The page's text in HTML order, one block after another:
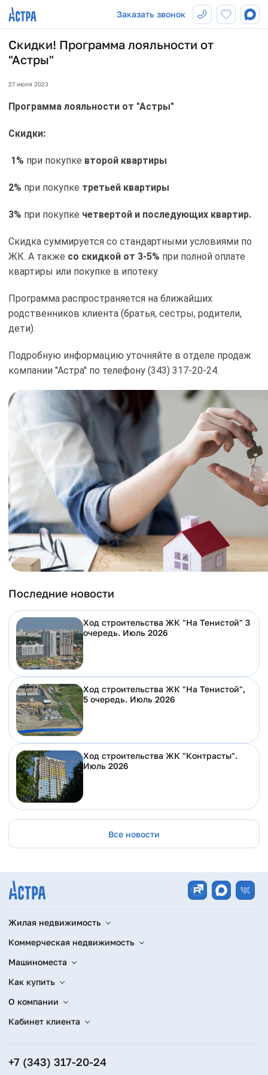
Заказать звонок
Скидки! Программа лояльности от
"Астры"
27 июля 2023
Программа лояльности от "Астры"
Скидки:
1% при покупке второй квартиры
2% при покупке третьей квартиры
3% при покупке четвертой и последующих квартир.
Скидка суммируется со стандартными условиями по
ЖК. А также со скидкой от 3-5% при полной оплате
квартиры или покупке в ипотеку.
Программа распространяется на ближайших
родственников клиента (братья, сестры, родители,
дети).
Подробную информацию уточняйте в отделе продаж
компании "Астра" по телефону (343) 317-20-24.
Последние новости
Ход строительства ЖК "На Тенистой" 3
очередь. Июль 2026
Ход строительства ЖК "На Тенистой",
5 очередь. Июль 2026
Ход строительства ЖК "Контрасты".
Июль 2026
Все новости
Жилая недвижимость
Коммерческая недвижимость
Машиноместа
Как купить
О компании
Кабинет клиента
+7 (343) 317-20-24